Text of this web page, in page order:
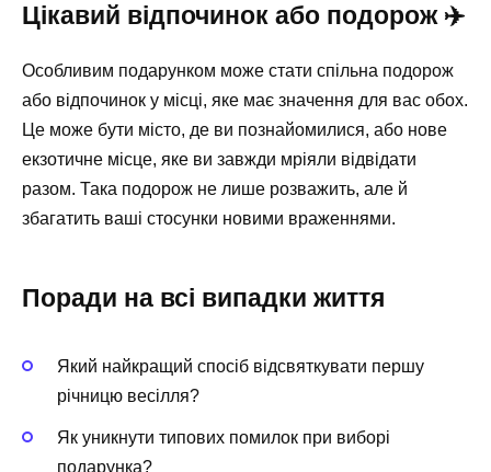
Цікавий відпочинок або подорож ✈️
Особливим подарунком може стати спільна подорож
або відпочинок у місці, яке має значення для вас обох.
Це може бути місто, де ви познайомилися, або нове
екзотичне місце, яке ви завжди мріяли відвідати
разом. Така подорож не лише розважить, але й
збагатить ваші стосунки новими враженнями.
Поради на всі випадки життя
Який найкращий спосіб відсвяткувати першу
річницю весілля?
Як уникнути типових помилок при виборі
подарунка?